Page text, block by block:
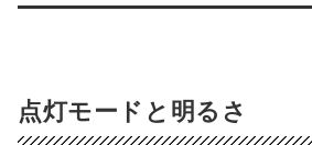
点灯モードと明るさ